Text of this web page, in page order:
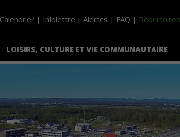
Calendrier Infolettre Alertes FAQ Répertoires
LOISIRS, CULTURE ET VIE COMMUNAUTAIRE